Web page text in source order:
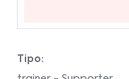
Tipo: